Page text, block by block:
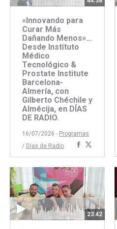
«Innovando para
Curar Más
Dañando Menos»…
Desde Instituto
Médico
Tecnológico &
Prostate Institute
Barcelona-
Almería, con
Gilberto Chéchile y
Almécija, en DÍAS
DE RADIO.
16/07/2026 - Programas
/ Dias de Radio
Compartir
con
Facebook
con
Twitter
23:42